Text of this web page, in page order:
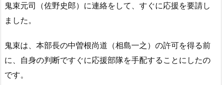
鬼束元司（佐野史郎）に連絡をして、すぐに応援を要請し
ました。
鬼束は、本部長の中曽根尚道（相島一之）の許可を得る前
に、自身の判断ですぐに応援部隊を手配することにしたの
です。